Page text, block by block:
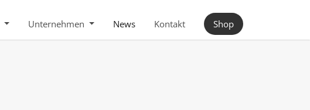
Unternehmen News Kontakt Shop